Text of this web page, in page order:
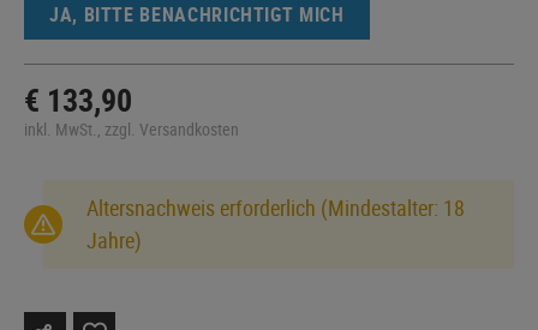
JA, BITTE BENACHRICHTIGT MICH
€ 133,90
inkl. MwSt., zzgl. Versandkosten
Altersnachweis erforderlich (Mindestalter: 18
Jahre)